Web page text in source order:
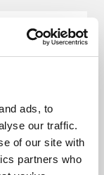
ads, to
our traffic.
of our site with
partners who
mm, 75 mm
mm x 100